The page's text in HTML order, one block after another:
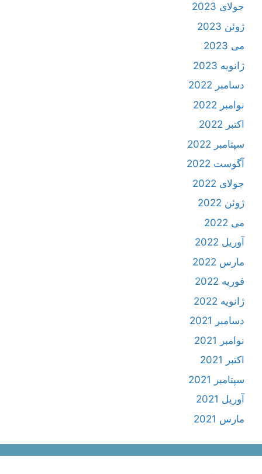
جولای 2023
ژوئن 2023
می 2023
ژانویه 2023
دسامبر 2022
نوامبر 2022
اکتبر 2022
سپتامبر 2022
آگوست 2022
جولای 2022
ژوئن 2022
می 2022
آوریل 2022
مارس 2022
فوریه 2022
ژانویه 2022
دسامبر 2021
نوامبر 2021
اکتبر 2021
سپتامبر 2021
آوریل 2021
مارس 2021